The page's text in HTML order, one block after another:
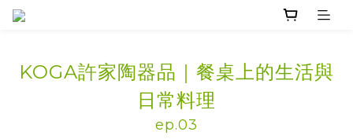
KOGA許家陶器品｜餐桌上的生活與
日常料理
ep.03